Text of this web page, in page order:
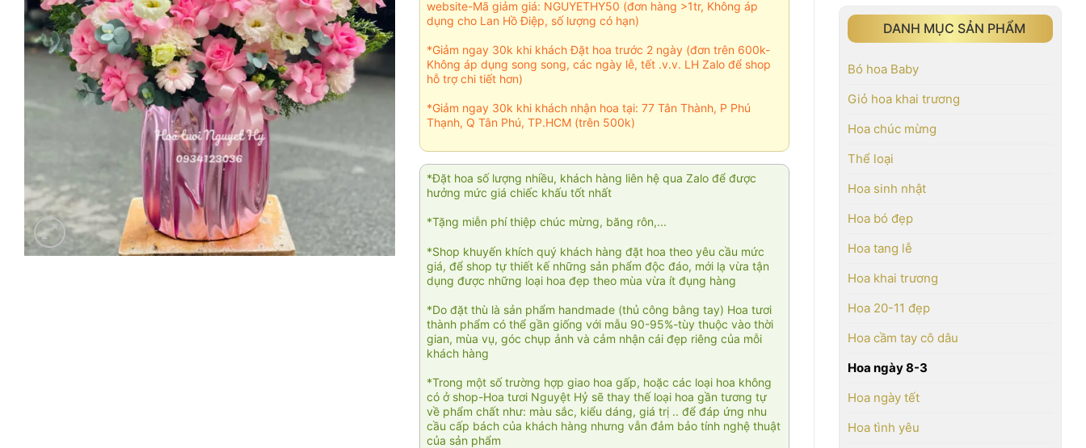
DANH MỤC SẢN PHẨM
Bó hoa Baby
Giỏ hoa khai trương
Hoa chúc mừng
Thể loại
Hoa sinh nhật
Hoa bó đẹp
Hoa tang lễ
Hoa khai trương
Hoa 20-11 đẹp
Hoa cầm tay cô dâu
Hoa ngày 8-3
Hoa ngày tết
Hoa tình yêu
website-Mã giảm giá: NGUYETHY50 (đơn hàng >1tr, Không áp
dụng cho Lan Hồ Điệp, số lượng có hạn)
*Giảm ngay 30k khi khách Đặt hoa trước 2 ngày (đơn trên 600k-
Không áp dụng song song, các ngày lễ, tết .v.v. LH Zalo để shop
hỗ trợ chi tiết hơn)
*Giảm ngay 30k khi khách nhận hoa tại: 77 Tân Thành, P Phú
Thạnh, Q Tân Phú, TP.HCM (trên 500k)
*Đặt hoa số lượng nhiều, khách hàng liên hệ qua Zalo để được
hưởng mức giá chiếc khấu tốt nhất
*Tặng miễn phí thiệp chúc mừng, băng rôn,...
*Shop khuyến khích quý khách hàng đặt hoa theo yêu cầu mức
giá, để shop tự thiết kế những sản phẩm độc đáo, mới lạ vừa tận
dụng được những loại hoa đẹp theo mùa vừa ít đụng hàng
*Do đặt thù là sản phẩm handmade (thủ công bằng tay) Hoa tươi
thành phẩm có thể gần giống với mẫu 90-95%-tùy thuộc vào thời
gian, mùa vụ, góc chụp ảnh và cảm nhận cái đẹp riêng của mỗi
khách hàng
*Trong một số trường hợp giao hoa gấp, hoặc các loại hoa không
có ở shop-Hoa tươi Nguyệt Hỷ sẽ thay thế loại hoa gần tương tự
về phẩm chất như: màu sắc, kiểu dáng, giá trị .. để đáp ứng nhu
cầu cấp bách của khách hàng nhưng vẫn đảm bảo tính nghệ thuật
của sản phẩm